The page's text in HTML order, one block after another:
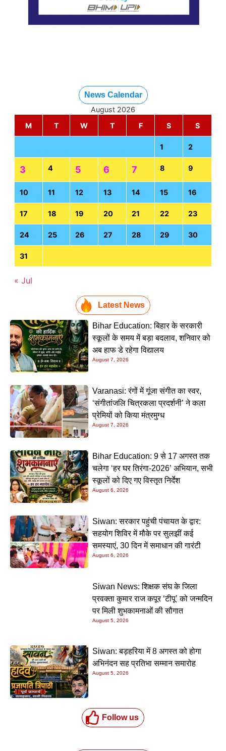
News Calendar
August 2026
M
T W T F S S
1 2
3 4 5 6 7 8 9
10 11 12 13 14 15 16
17 18 19 20 21 22 23
24 25 26 27 28 29 30
31
« Jul
Latest News
Bihar Education: बिहार के सरकारी
स्कूलों के समय में बड़ा बदलाव, शनिवार को
अब हाफ डे रहेगा विद्यालय
August 7, 2026
Varanasi: रंगों में गूंजा संगीत का स्वर,
‘संगीतांजलि चित्रकला प्रदर्शनी’ ने कला
प्रेमियों को किया मंत्रमुग्ध
August 7, 2026
Bihar Education: 9 से 17 अगस्त तक
चलेगा ‘हर घर तिरंगा-2026’ अभियान, सभी
स्कूलों को दिए गए विस्तृत निर्देश
August 6, 2026
Siwan: सरकार पहुंची पंचायत के द्वार:
सहयोग शिविर में मौके पर सुलझीं कई
समस्याएं, 30 दिन में समाधान की गारंटी
August 6, 2026
Siwan News: शिक्षक संघ के जिला
प्रवक्ता कुमार राज कपूर ‘टीपू’ को जन्मदिन
पर मिली शुभकामनाओं की सौगात
August 5, 2026
Siwan: बड़हरिया में 8 अगस्त को होगा
अभिनंदन सह प्रतिभा सम्मान समारोह
August 5, 2026
Follow us